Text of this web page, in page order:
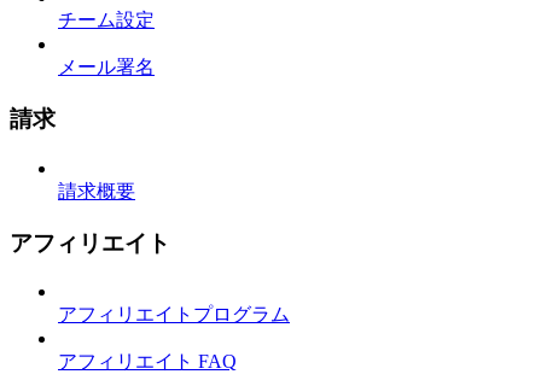
チーム設定
メール署名
請求
請求概要
アフィリエイト
アフィリエイトプログラム
アフィリエイト FAQ